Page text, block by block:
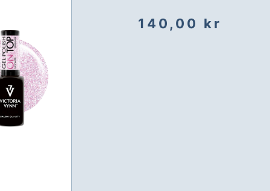
140,00 kr